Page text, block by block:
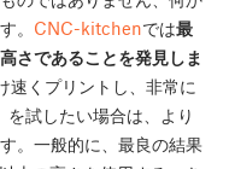
。 CNC-kitchenでは最
さであることを発見しま
速くプリントし、非常に
試したい場合は、より
。一般的に、最良の結果